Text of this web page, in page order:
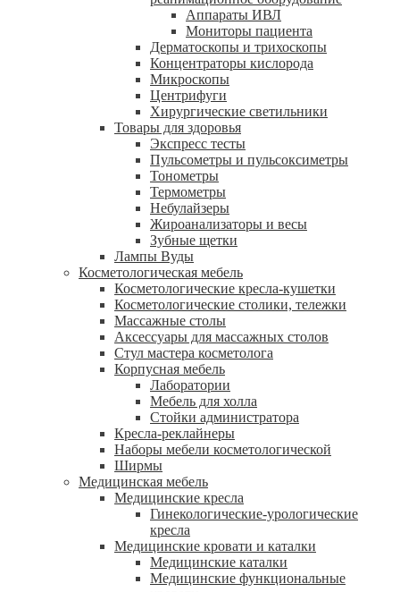
Аппараты ИВЛ
Мониторы пациента
Дерматоскопы и трихоскопы
Концентраторы кислорода
Микроскопы
Центрифуги
Xирургические светильники
Товары для здоровья
Экспресс тесты
Пульсометры и пульсоксиметры
Тонометры
Термометры
Небулайзеры
Жироанализаторы и весы
Зубные щетки
Лампы Вуды
Косметологическая мебель
Косметологические кресла-кушетки
Косметологические столики, тележки
Массажные столы
Аксессуары для массажных столов
Стул мастера косметолога
Корпусная мебель
Лаборатории
Мебель для холла
Стойки администратора
Кресла-реклайнеры
Наборы мебели косметологической
Ширмы
Медицинская мебель
Медицинские кресла
Гинекологические-урологические
кресла
Медицинские кровати и каталки
Медицинские каталки
Медицинские функциональные